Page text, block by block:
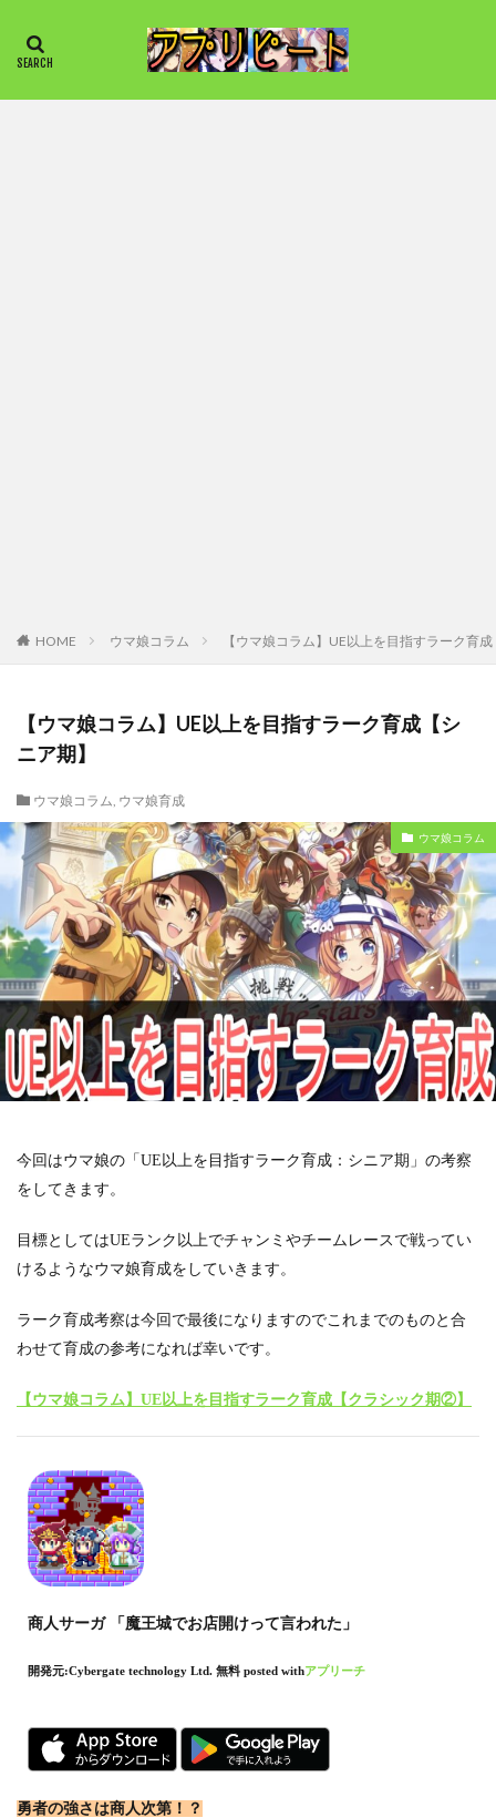
HOME ウマ娘コラム 【ウマ娘コラム】UE以上を目指すラーク育
【ウマ娘コラム】UE以上を目指すラーク育成【シ
ニア期】
ウマ娘コラム, ウマ娘育成
ウマ娘コラム
今回はウマ娘の「UE以上を目指すラーク育成：シニア期」の考察
をしてきます。
目標としてはUEランク以上でチャンミやチームレースで戦ってい
けるようなウマ娘育成をしていきます。
ラーク育成考察は今回で最後になりますのでこれまでのものと合
わせて育成の参考になれば幸いです。
【ウマ娘コラム】UE以上を目指すラーク育成【クラシック期②】
商人サーガ 「魔王城でお店開けって言われた」
開発元:Cybergate technology Ltd. 無料 posted withアプリーチ
勇者の強さは商人次第！？